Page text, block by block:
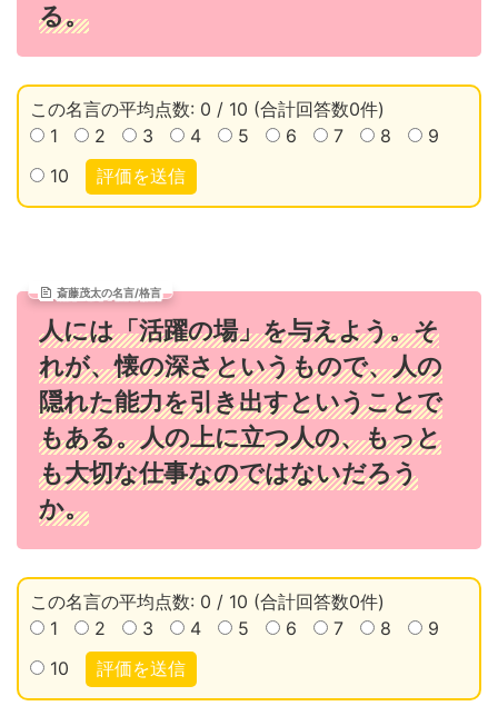
る。
この名言の平均点数: 0 / 10 (合計回答数0件)
1
2 3 4 5 6 7 8
9
10
評価を送信
斎藤茂太の名言/格言
人には「活躍の場」を与えよう。そ
れが、懐の深さというもので、人の
隠れた能力を引き出すということで
もある。人の上に立つ人の、もっと
も大切な仕事なのではないだろう
か。
この名言の平均点数: 0 / 10 (合計回答数0件)
1
2 3 4 5 6 7 8
9
10
評価を送信